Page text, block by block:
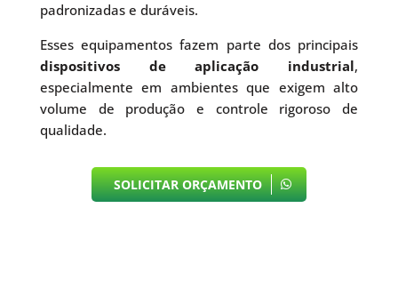
padronizadas e duráveis.
Esses equipamentos fazem parte dos principais
dispositivos de aplicação industrial,
especialmente em ambientes que exigem alto
volume de produção e controle rigoroso de
qualidade.
SOLICITAR ORÇAMENTO